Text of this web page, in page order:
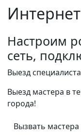
Настроим
сеть,
Выезд
Выезд мастера в
города!
Вызвать мастера